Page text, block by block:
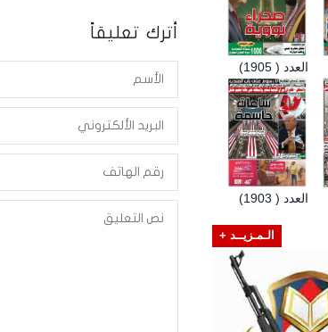
أترك تعليقاً
العدد ( 1905)
العدد ( 1903)
الـمـزيــد +